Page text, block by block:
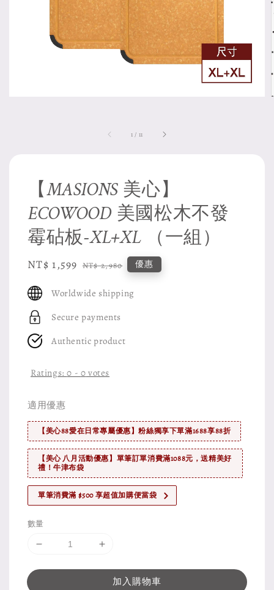
1 / 11
【MASIONS 美心】
ECOWOOD 美國松木不發
霉砧板-XL+XL （一組）
Sale
NT$ 1,599 Regular
NT$ 2,980 優惠
Worldwide shipping
Secure payments
Authentic product
Ratings:0 - 0 votes
適用優惠
【美心88愛在日常專屬優惠】粉絲獨享下單滿1688享88折
【美心 八月活動優惠】單筆訂單消費滿1088元，送精美好
禮！牛津布袋
單筆消費滿 $500 享超值加購便當袋
數量
加入購物車